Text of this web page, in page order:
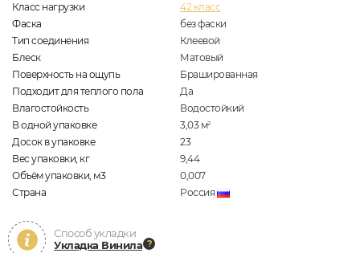
Класс нагрузки
42 класс
Фаска
без фаски
Тип соединения
Клеевой
Блеск
Матовый
Поверхность на ощупь
Брашированная
Подходит для теплого пола
Да
Влагостойкость
Водостойкий
В одной упаковке
3,03 м2
Досок в упаковке
23
Вес упаковки, кг
9,44
Объём упаковки, м3
0,007
Страна
Россия
Способ укладки
Укладка Винила